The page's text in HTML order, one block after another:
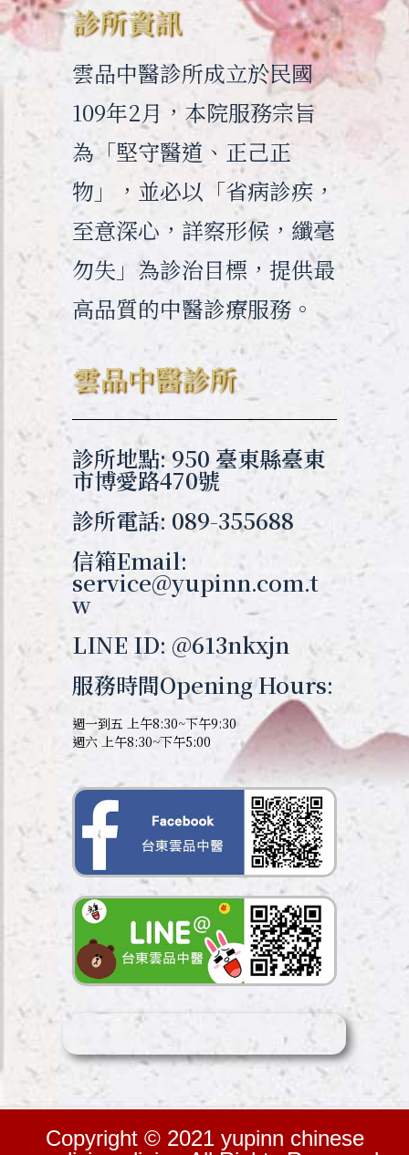
診所資訊
雲品中醫診所成立於民國
109年2月，本院服務宗旨
為「堅守醫道、正己正
物」，並必以「省病診疾，
至意深心，詳察形候，纖毫
勿失」為診治目標，提供最
高品質的中醫診療服務。
雲品中醫診所
診所地點: 950 臺東縣臺東
市博愛路470號
診所電話: 089-355688
信箱Email:
service@yupinn.com.t
w
LINE ID: @613nkxjn
服務時間Opening Hours:
週一到五 上午8:30~下午9:30
週六 上午8:30~下午5:00
Copyright © 2021 yupinn chinese